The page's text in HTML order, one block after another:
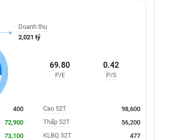
Doanh thu
2,021 tỷ
69.80
P/E
0.42
P/S
400
72,900
73,100
Cao 52T
98,600
Thấp 52T
56,200
KLBQ 52T
477